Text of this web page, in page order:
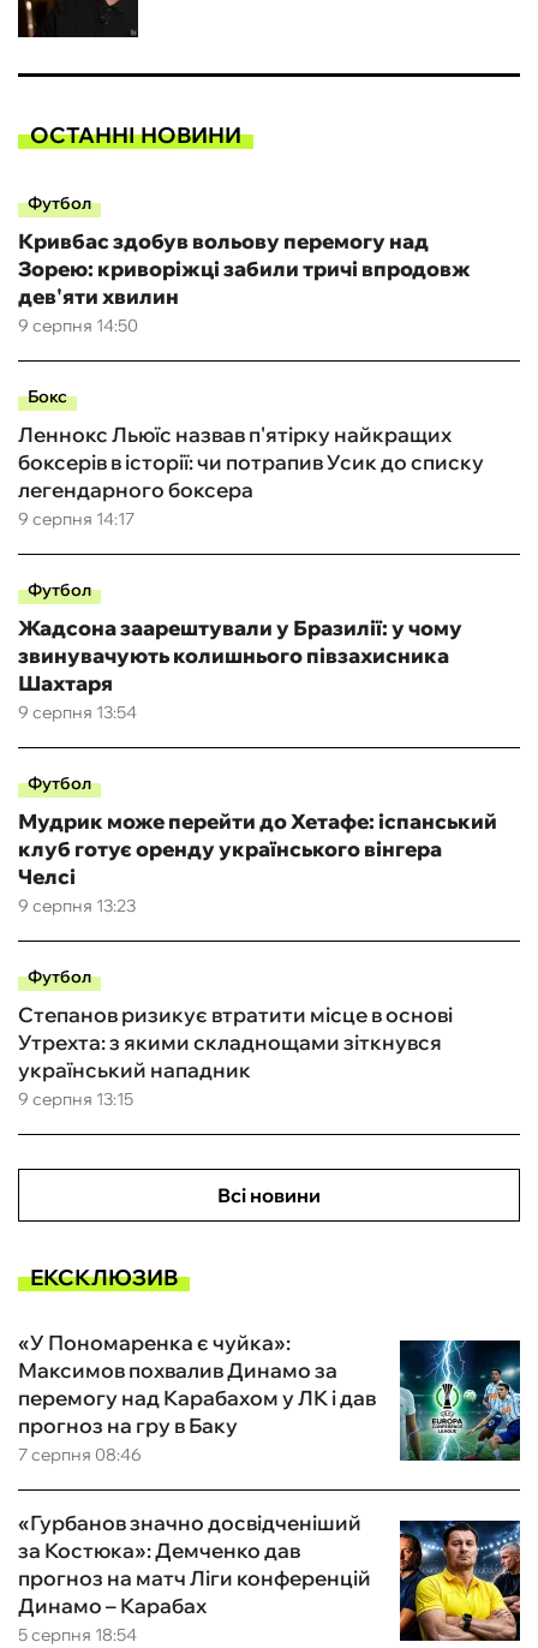
ОСТАННІ НОВИНИ
Футбол
9 серпня 14:50
Кривбас здобув вольову перемогу над
Зорею: криворіжці забили тричі впродовж
дев'яти хвилин
Бокс
9 серпня 14:17
Леннокс Льюїс назвав п'ятірку найкращих
боксерів в історії: чи потрапив Усик до списку
легендарного боксера
Футбол
9 серпня 13:54
Жадсона заарештували у Бразилії: у чому
звинувачують колишнього півзахисника
Шахтаря
Футбол
9 серпня 13:23
Мудрик може перейти до Хетафе: іспанський
клуб готує оренду українського вінгера
Челсі
Футбол
9 серпня 13:15
Степанов ризикує втратити місце в основі
Утрехта: з якими складнощами зіткнувся
український нападник
Всі новини
ЕКСКЛЮЗИВ
7 серпня 08:46
«У Пономаренка є чуйка»:
Максимов похвалив Динамо за
перемогу над Карабахом у ЛК і дав
прогноз на гру в Баку
5 серпня 18:54
«Гурбанов значно досвідченіший
за Костюка»: Демченко дав
прогноз на матч Ліги конференцій
Динамо – Карабах